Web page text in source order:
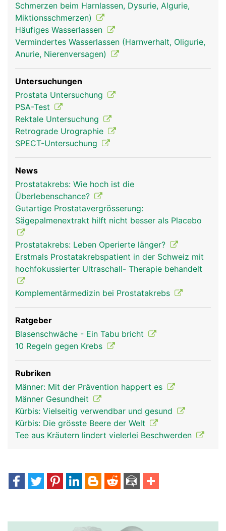
Schmerzen beim Harnlassen, Dysurie, Algurie,
Miktionsschmerzen)
Häufiges Wasserlassen
Vermindertes Wasserlassen (Harnverhalt, Oligurie,
Anurie, Nierenversagen)
Untersuchungen
Prostata Untersuchung
PSA-Test
Rektale Untersuchung
Retrograde Urographie
SPECT-Untersuchung
News
Prostatakrebs: Wie hoch ist die
Überlebenschance?
Gutartige Prostatavergrösserung:
Sägepalmenextrakt hilft nicht besser als Placebo
Prostatakrebs: Leben Operierte länger?
Erstmals Prostatakrebspatient in der Schweiz mit
hochfokussierter Ultraschall- Therapie behandelt
Komplementärmedizin bei Prostatakrebs
Ratgeber
Blasenschwäche - Ein Tabu bricht
10 Regeln gegen Krebs
Rubriken
Männer: Mit der Prävention happert es
Männer Gesundheit
Kürbis: Vielseitig verwendbar und gesund
Kürbis: Die grösste Beere der Welt
Tee aus Kräutern lindert vielerlei Beschwerden